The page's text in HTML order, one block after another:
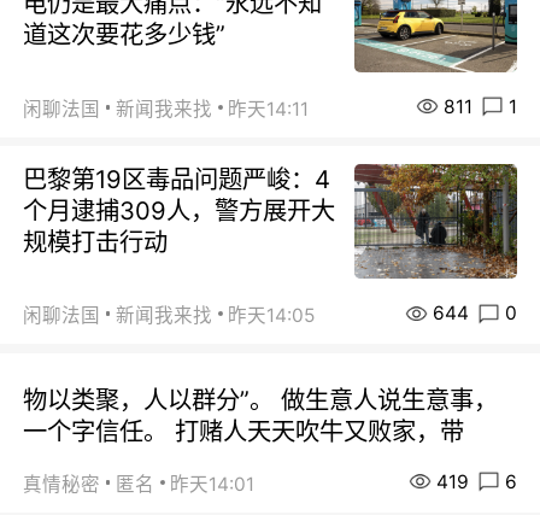
道这次要花多少钱”
闲聊法国 新闻我来找 昨天14:11 811 1
巴黎第19区毒品问题严峻：4
个月逮捕309人，警方展开大
规模打击行动
闲聊法国 新闻我来找 昨天14:05 644 0
物以类聚，人以群分”。 做生意人说生意事，
一个字信任。 打赌人天天吹牛又败家，带
真情秘密 匿名 昨天14:01 419 6